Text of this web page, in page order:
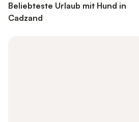
Beliebteste Urlaub mit Hund in
Cadzand